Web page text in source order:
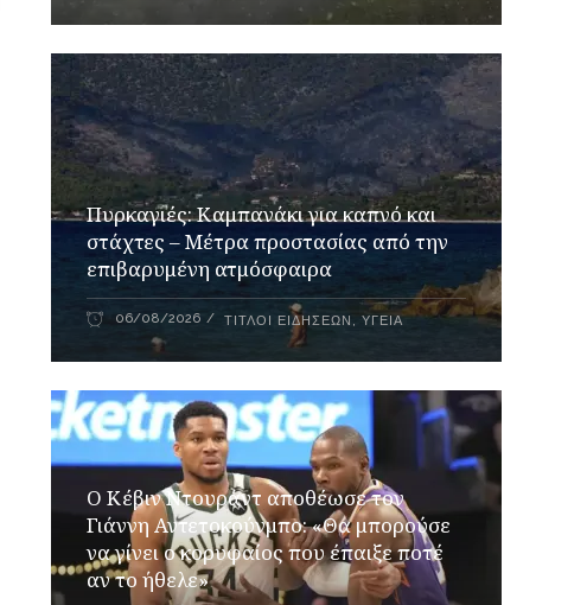
Πυρκαγιές: Καμπανάκι για καπνό και
στάχτες – Μέτρα προστασίας από την
επιβαρυμένη ατμόσφαιρα
06/08/2026 ΤΊΤΛΟΙ ΕΙΔΉΣΕΩΝ ,ΥΓΕΊΑ
Ο Κέβιν Ντουράντ αποθέωσε τον
Γιάννη Αντετοκούνμπο: «Θα μπορούσε
να γίνει ο κορυφαίος που έπαιξε ποτέ
αν το ήθελε»